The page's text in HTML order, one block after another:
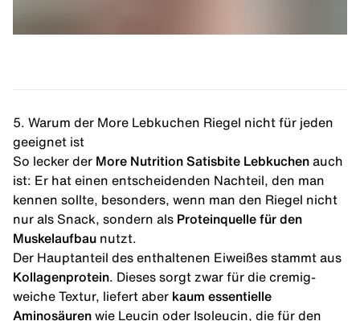
5. Warum der More Lebkuchen Riegel nicht für jeden
geeignet ist
So lecker der More Nutrition Satisbite Lebkuchen auch
ist: Er hat einen entscheidenden Nachteil, den man
kennen sollte, besonders, wenn man den Riegel nicht
nur als Snack, sondern als Proteinquelle für den
Muskelaufbau nutzt.
Der Hauptanteil des enthaltenen Eiweißes stammt aus
Kollagenprotein . Dieses sorgt zwar für die cremig-
weiche Textur, liefert aber kaum essentielle
Aminosäuren wie Leucin oder Isoleucin, die für den